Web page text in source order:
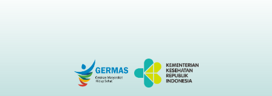
Penyakit virus Hanta di Kapal Pesiar Keberangkatan
Argentina